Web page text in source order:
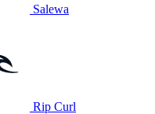
Salewa
Rip Curl